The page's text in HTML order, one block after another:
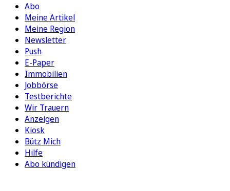
Abo
Meine Artikel
Meine Region
Newsletter
Push
E-Paper
Immobilien
Jobbörse
Testberichte
Wir Trauern
Anzeigen
Kiosk
Bütz Mich
Hilfe
Abo kündigen